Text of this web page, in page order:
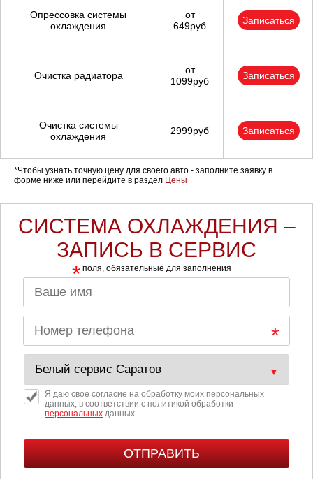
Опрессовка системы
охлаждения
от
649руб
Записаться
Очистка радиатора
от
1099руб
Записаться
Очистка системы
охлаждения
2999руб Записаться
*Чтобы узнать точную цену для своего авто - заполните заявку в
форме ниже или перейдите в раздел Цены
СИСТЕМА ОХЛАЖДЕНИЯ –
ЗАПИСЬ В СЕРВИС
* поля, обязательные для заполнения
Я даю свое согласие на обработку моих персональных
данных, в соответствии с политикой обработки
персональных данных.